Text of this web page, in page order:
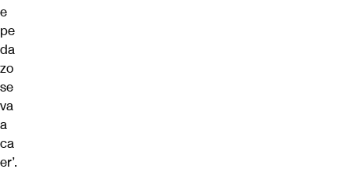
e
pe
da
zo
se
va
a
ca
er’.